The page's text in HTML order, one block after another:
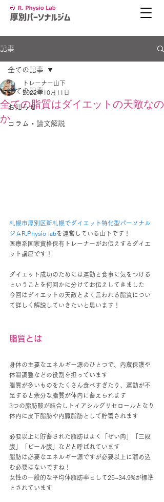
記事
全ての記事
お知らせ
コラム・論文解説
全ての記事
全ての脂質はダイエットの天敵なの
か
トレーナー山下
2022年10月11日
札幌市厚別区新札幌でダイエット特化型パーソナル
ジムR.Physio labを運営している山下です！
医療系国家資格保有トレーナーがお伝えするダイエ
ット講座です！
ダイエット成功のためには運動と食事に気をつける
ということを何回かに分けてお伝えしてきました
今回はダイエットの天敵とよく言われる脂質につい
て詳しく解説していきたいと思います！
脂質とは
身体の主要なエネルギー源のひとつで、内蔵保護や
体温調整などの役割を担っています
脂質が多いものをたくさん食べすぎたり、運動が不
足すると余分な脂質が体内に蓄えられます
3つの脂肪酸が結合しトイアシルグリセロールとなり
体内に皮下脂肪や内臓脂肪として貯蓄されます
必要以上に貯蓄された脂肪はよく「ぜい肉」「三段
腹」「ビール腹」などと呼ばれています
脂肪は必要なエネルギー源ですが必要以上に溜め込
む必要はないですね！
女性の一般的な平均体脂肪率として25~34.9%が標準
とされています